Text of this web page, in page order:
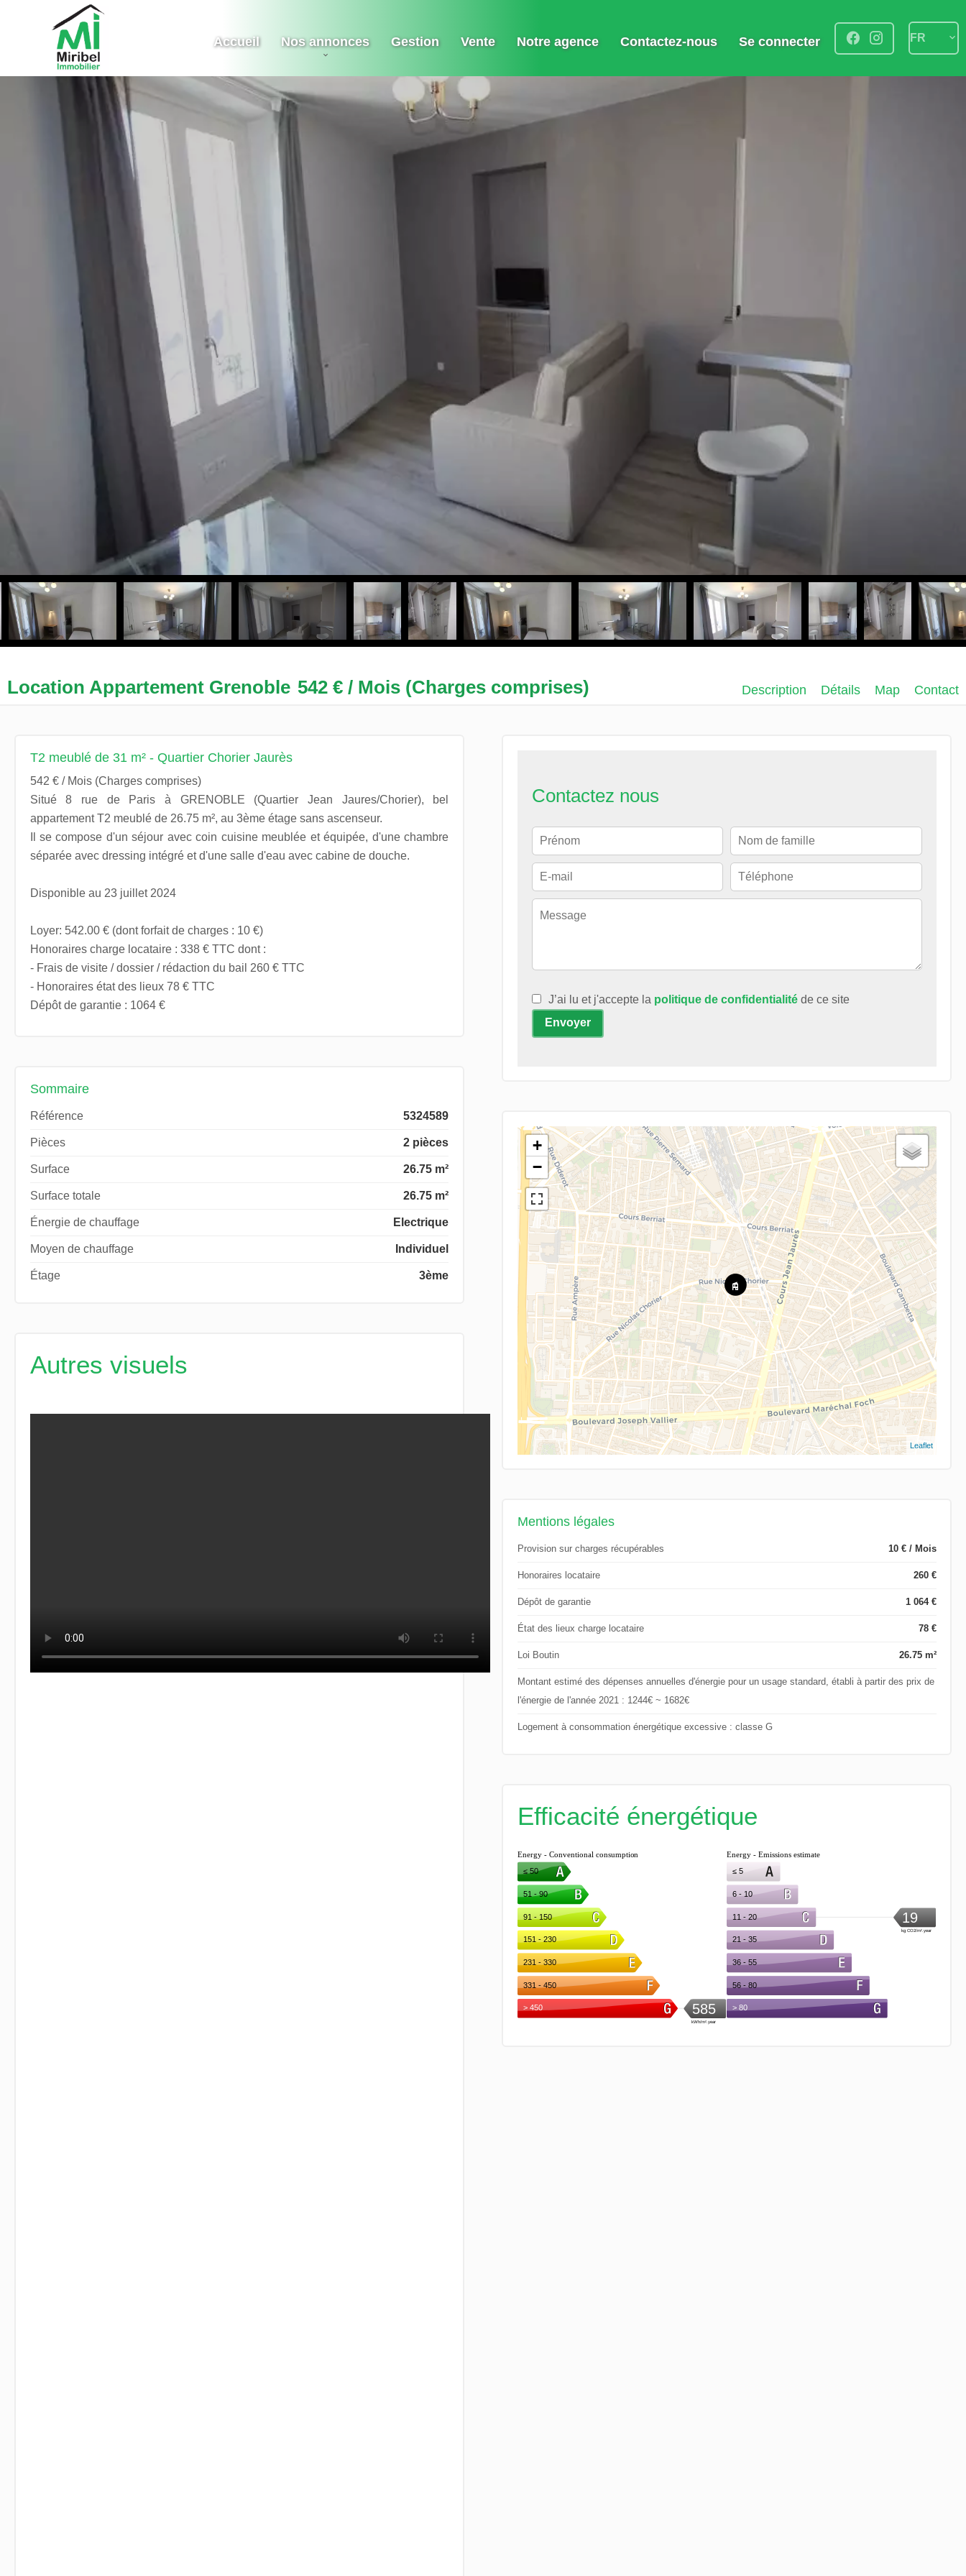
Accueil Nos annonces Gestion Vente Notre agence Contactez-nous Se connecter FR
Location Appartement Grenoble 542 € / Mois (Charges comprises) Description Détails Map Contact
T2 meublé de 31 m² - Quartier Chorier Jaurès
542 € / Mois (Charges comprises)
Situé 8 rue de Paris à GRENOBLE (Quartier Jean Jaures/Chorier), bel
appartement T2 meublé de 26.75 m², au 3ème étage sans ascenseur.
Il se compose d'un séjour avec coin cuisine meublée et équipée, d'une chambre
séparée avec dressing intégré et d'une salle d'eau avec cabine de douche.
Disponible au 23 juillet 2024
Loyer: 542.00 € (dont forfait de charges : 10 €)
Honoraires charge locataire : 338 € TTC dont :
- Frais de visite / dossier / rédaction du bail 260 € TTC
- Honoraires état des lieux 78 € TTC
Dépôt de garantie : 1064 €
Sommaire
Référence 5324589
Pièces 2 pièces
Surface 26.75 m²
Surface totale 26.75 m²
Énergie de chauffage Electrique
Moyen de chauffage Individuel
Étage 3ème
Autres visuels
Contactez nous
J’ai lu et j'accepte la politique de confidentialitéde ce site
Envoyer
+
−
Leaflet
Mentions légales
Provision sur charges récupérables 10 € / Mois
Honoraires locataire 260 €
Dépôt de garantie 1 064 €
État des lieux charge locataire 78 €
Loi Boutin 26.75 m²
Montant estimé des dépenses annuelles d'énergie pour un usage standard, établi à partir des prix de
l'énergie de l'année 2021 : 1244€ ~ 1682€
Logement à consommation énergétique excessive : classe G
Efficacité énergétique